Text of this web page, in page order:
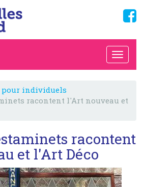
individuels
racontent l'Art nouveau et
racontent
et l'Art Déco